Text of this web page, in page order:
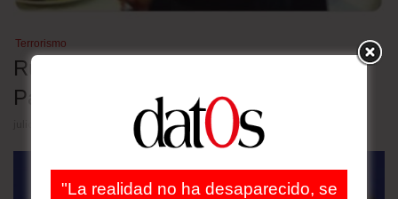
Terrorismo
Rusia declara en busca y captura a
Pável Dúrov, fundador de Telegram
"La realidad no ha desaparecido, se